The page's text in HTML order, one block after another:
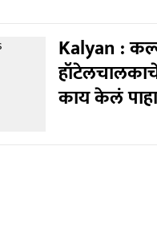
Kalyan :
काय केलं